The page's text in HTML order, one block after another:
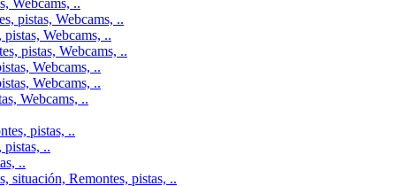
Webcams, ..
pistas, Webcams, ..
Webcams, ..
pistas, Webcams, ..
Webcams, ..
Webcams, ..
Webcams, ..
pistas, ..
..
..
situación, Remontes, pistas, ..